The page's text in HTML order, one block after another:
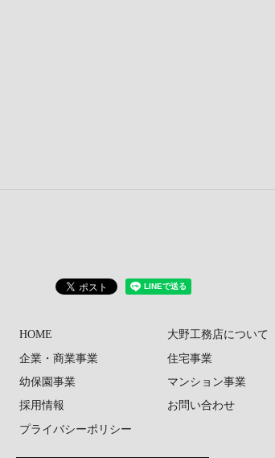
HOME 大野工務店について
企業・商業事業
住宅事業
幼保園事業
マンション事業
採用情報
お問い合わせ
プライバシーポリシー